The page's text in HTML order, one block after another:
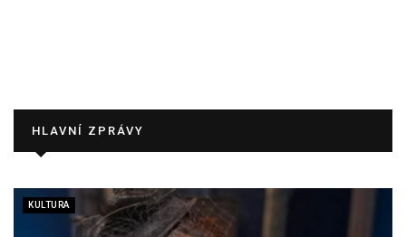
HLAVNÍ ZPRÁVY
KULTURA